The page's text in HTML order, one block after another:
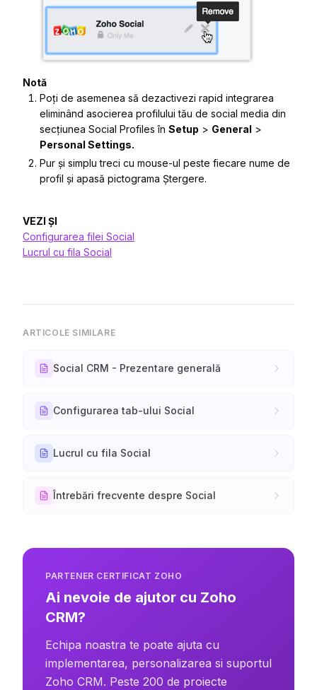
Notă
Poți de asemenea să dezactivezi rapid integrarea
eliminând asocierea profilului tău de social media din
secțiunea Social Profiles în Setup > General >
Personal Settings.
Pur și simplu treci cu mouse-ul peste fiecare nume de
profil și apasă pictograma Ștergere.
VEZI ȘI
Configurarea filei Social
Lucrul cu fila Social
ARTICOLE SIMILARE
Social CRM - Prezentare generală
Configurarea tab-ului Social
Lucrul cu fila Social
Întrebări frecvente despre Social
PARTENER CERTIFICAT ZOHO
Ai nevoie de ajutor cu Zoho
CRM?
Echipa noastra te poate ajuta cu
implementarea, personalizarea si suportul
Zoho CRM. Peste 200 de proiecte